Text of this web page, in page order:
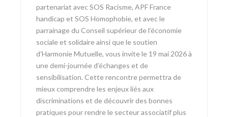
partenariat avec SOS Racisme, APF France
handicap et SOS Homophobie, et avec le
parrainage du Conseil supérieur de l’économie
sociale et solidaire ainsi que le soutien
d’Harmonie Mutuelle, vous invite le 19 mai 2026 à
une demi-journée d’échanges et de
sensibilisation. Cette rencontre permettra de
mieux comprendre les enjeux liés aux
discriminations et de découvrir des bonnes
pratiques pour rendre le secteur associatif plus